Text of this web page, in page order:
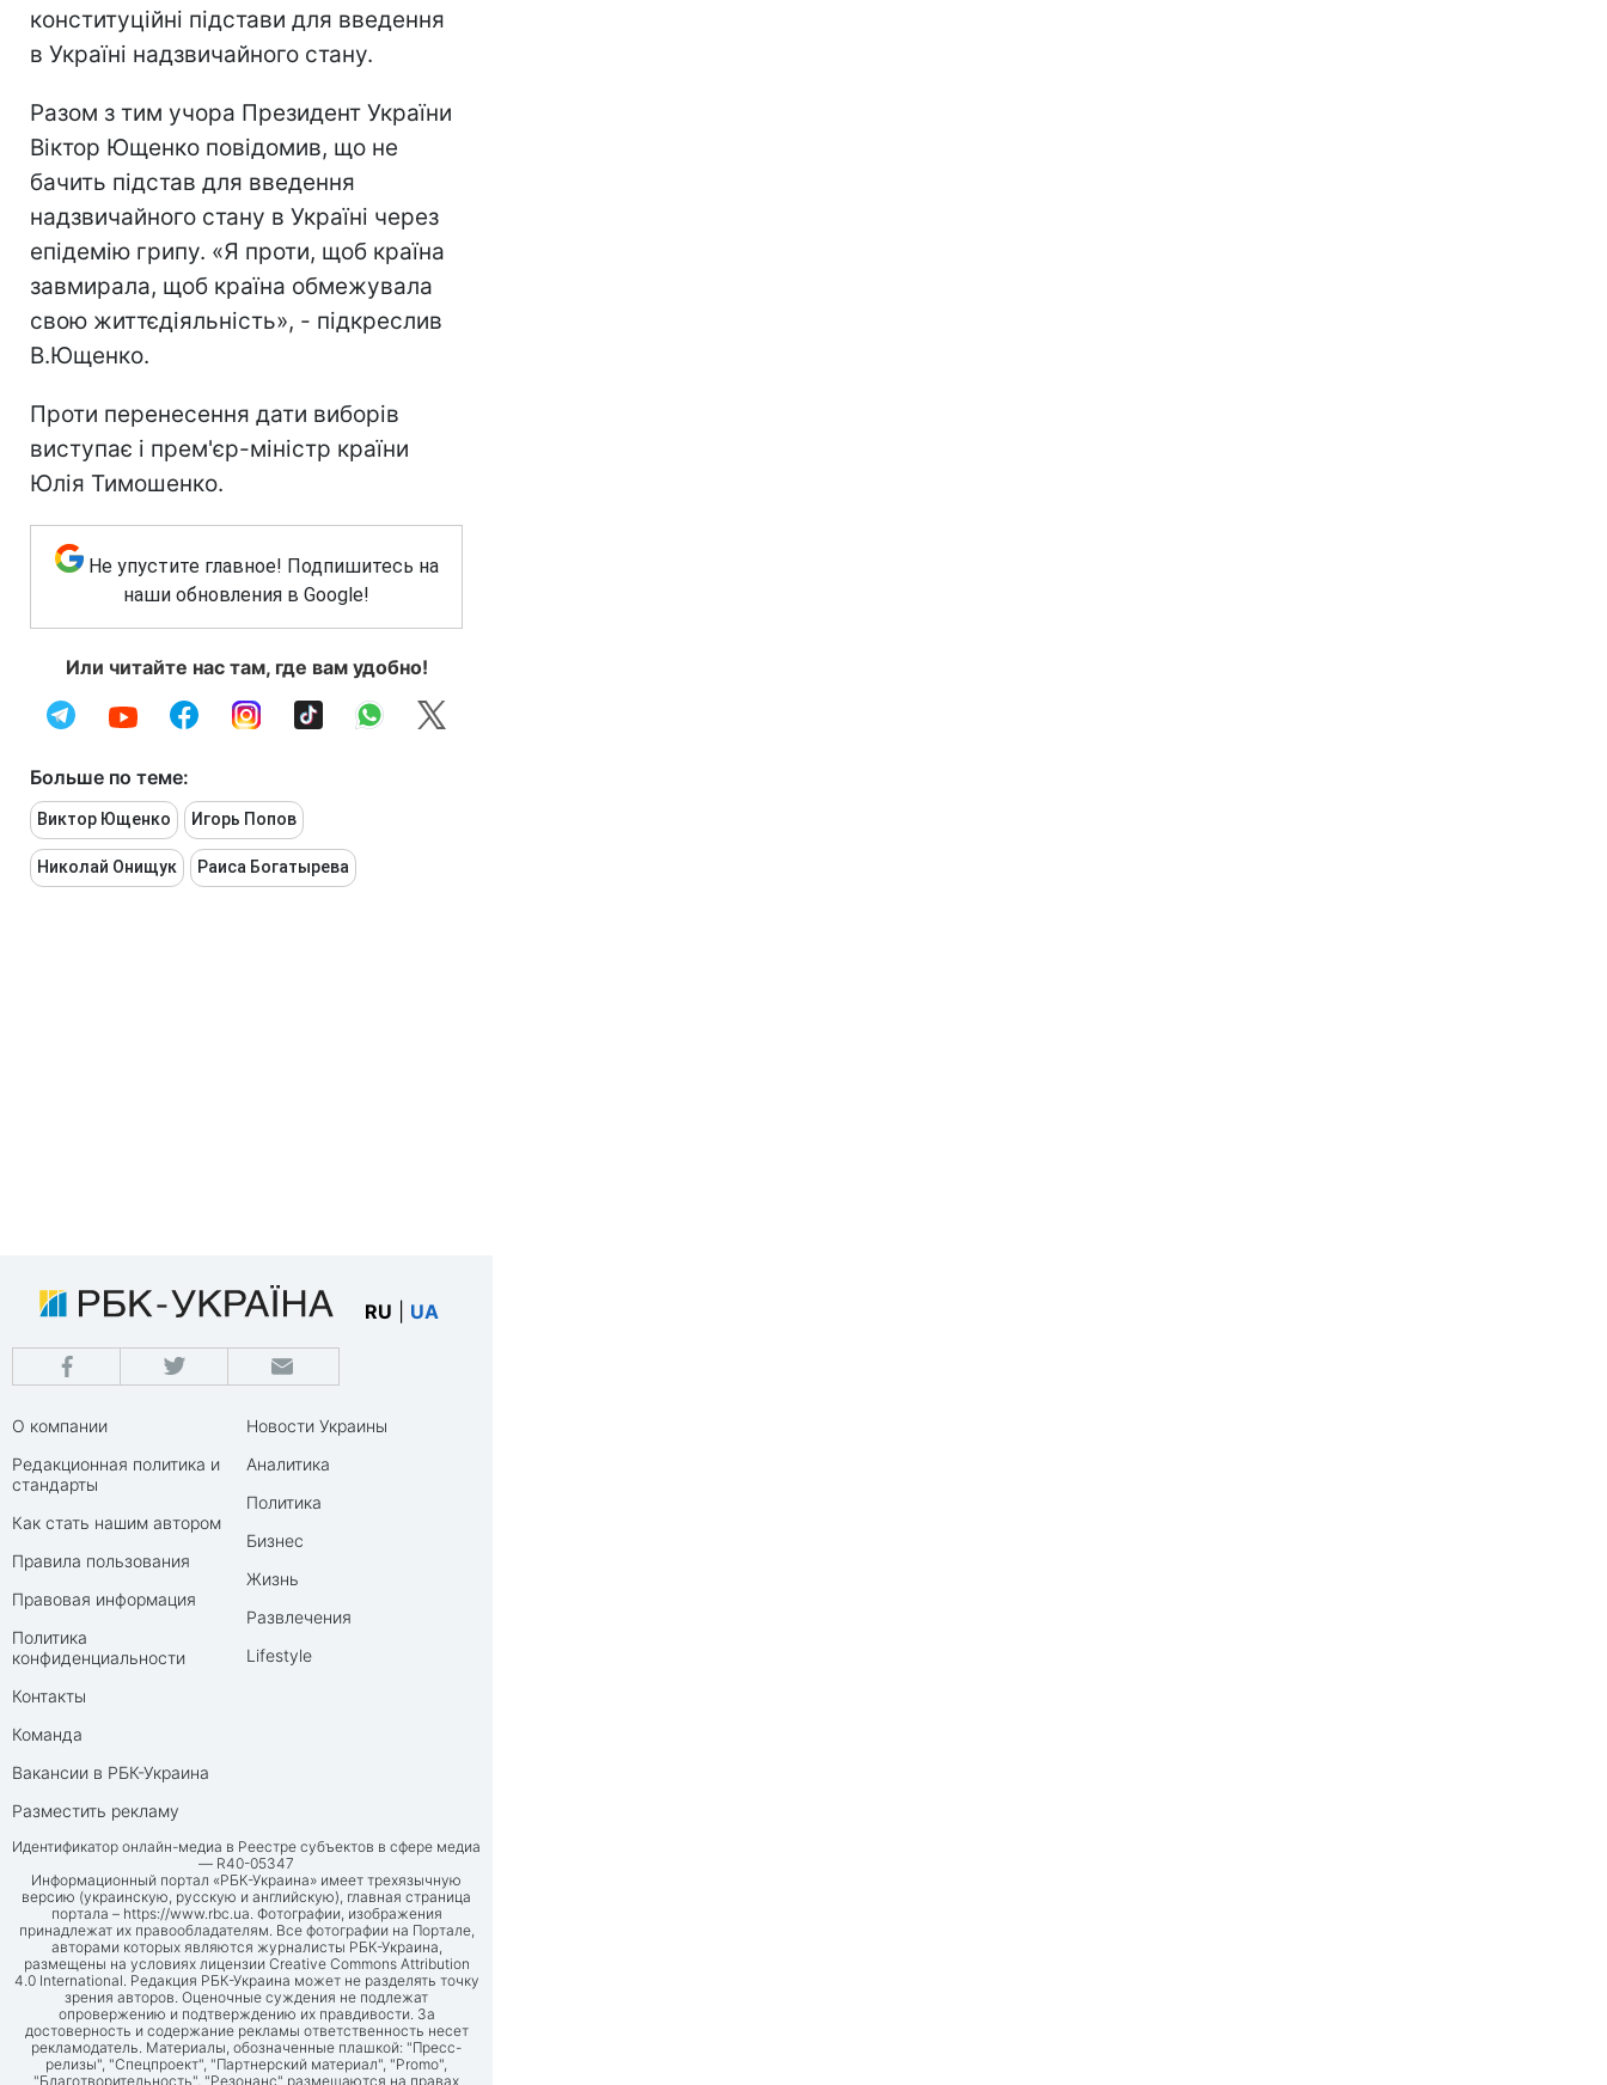
конституційні підстави для введення
в Україні надзвичайного стану.
Разом з тим учора Президент України
Віктор Ющенко повідомив, що не
бачить підстав для введення
надзвичайного стану в Україні через
епідемію грипу. «Я проти, щоб країна
завмирала, щоб країна обмежувала
свою життєдіяльність», - підкреслив
В.Ющенко.
Проти перенесення дати виборів
виступає і прем'єр-міністр країни
Юлія Тимошенко.
Не упустите главное! Подпишитесь на
наши обновления в Google!
Или читайте нас там, где вам удобно!
Больше по теме:
Виктор Ющенко Игорь Попов
Николай Онищук Раиса Богатырева
RU UA
О компании
Редакционная политика и
стандарты
Как стать нашим автором
Правила пользования
Правовая информация
Политика
конфиденциальности
Контакты
Команда
Вакансии в РБК-Украина
Разместить рекламу
Новости Украины
Аналитика
Политика
Бизнес
Жизнь
Развлечения
Lifestyle
Идентификатор онлайн-медиа в Реестре субъектов в сфере медиа
— R40-05347
Информационный портал «РБК-Украина» имеет трехязычную
версию (украинскую, русскую и английскую), главная страница
портала – https://www.rbc.ua. Фотографии, изображения
принадлежат их правообладателям. Все фотографии на Портале,
авторами которых являются журналисты РБК-Украина,
размещены на условиях лицензии Creative Commons Attribution
4.0 International. Редакция РБК-Украина может не разделять точку
зрения авторов. Оценочные суждения не подлежат
опровержению и подтверждению их правдивости. За
достоверность и содержание рекламы ответственность несет
рекламодатель. Материалы, обозначенные плашкой: "Пресс-
релизы", "Спецпроект", "Партнерский материал", "Promo",
"Благотворительность", "Резонанс" размещаются на правах